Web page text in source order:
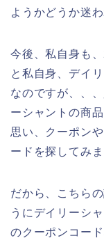
ようかどうか迷
今後、私自身も
と私自身、デイ
なのですが、、
ーシャントの商
思い、クーポン
ードを探してみま
だから、こちら
うにデイリーシ
のクーポンコー